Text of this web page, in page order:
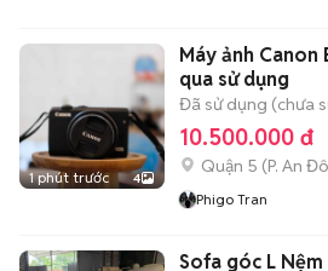
1 phút trước 4
Máy ảnh Canon
qua sử dụng
Đã sử dụng (chưa
10.500.000 đ
Quận 5 (P. An
Phigo Tran
Sofa góc L